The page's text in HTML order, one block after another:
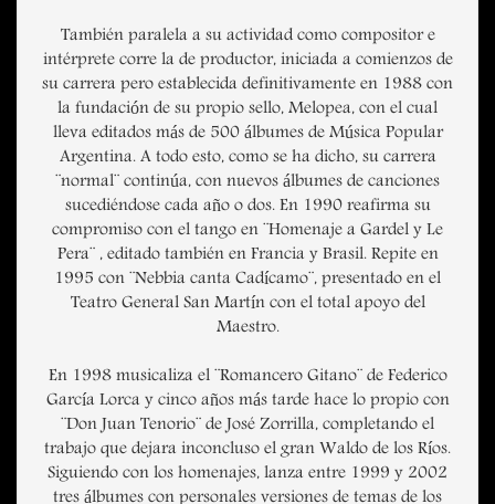
También paralela a su actividad como compositor e
intérprete corre la de productor, iniciada a comienzos de
su carrera pero establecida definitivamente en 1988 con
la fundación de su propio sello, Melopea, con el cual
lleva editados más de 500 álbumes de Música Popular
Argentina. A todo esto, como se ha dicho, su carrera
¨normal¨ continúa, con nuevos álbumes de canciones
sucediéndose cada año o dos. En 1990 reafirma su
compromiso con el tango en ¨Homenaje a Gardel y Le
Pera¨ , editado también en Francia y Brasil. Repite en
1995 con ¨Nebbia canta Cadícamo¨, presentado en el
Teatro General San Martín con el total apoyo del
Maestro.
En 1998 musicaliza el ¨Romancero Gitano¨ de Federico
García Lorca y cinco años más tarde hace lo propio con
¨Don Juan Tenorio¨ de José Zorrilla, completando el
trabajo que dejara inconcluso el gran Waldo de los Ríos.
Siguiendo con los homenajes, lanza entre 1999 y 2002
tres álbumes con personales versiones de temas de los